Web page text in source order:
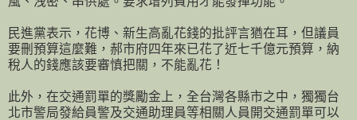
民進黨表示，花博、新生高亂花錢的批評言猶在耳，但議員
要刪預算這麼難，郝市府四年來已花了近七千億元預算，納
稅人的錢應該要審慎把關，不能亂花！
此外，在交通罰單的獎勵金上，全台灣各縣市之中，獨獨台
北市警局發給員警及交通助理員等相關人員開交通罰單可以